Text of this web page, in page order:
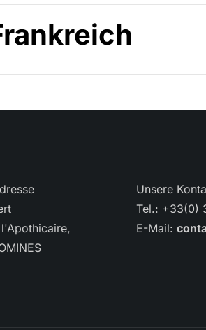
Unsere
Tel.: +33(0)
E-Mail: